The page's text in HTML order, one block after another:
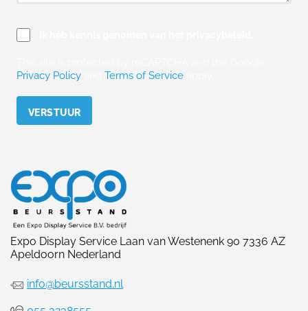
Privacy Policy
Terms of Service
Please leave this field empty.
Expo Display Service Laan van Westenenk 90 7336 AZ
Apeldoorn Nederland
info@beursstand.nl